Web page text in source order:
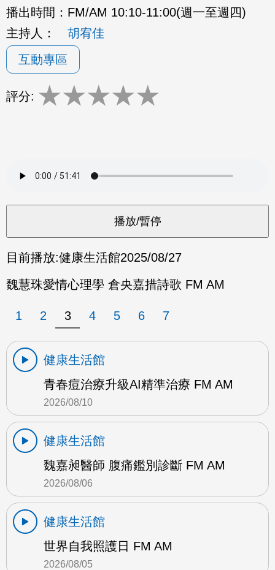
播出時間： FM/AM 10:10-11:00(週一至週四)
主持人：
胡宥佳
互動專區
評分: ★★★★★
目前播放:健康生活館2025/08/27
魏慧珠愛情心理學 倉央嘉措詩歌 FM AM
1 2 3 4 5 6 7
健康生活館
青春痘治療升級AI精準治療 FM AM
2026/08/10
健康生活館
魏嘉昶醫師 腹痛鑑別診斷 FM AM
2026/08/06
健康生活館
世界自我照護日 FM AM
2026/08/05